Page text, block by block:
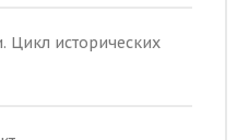
Цикл исторических